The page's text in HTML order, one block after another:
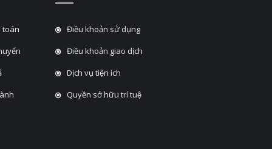
toán
Điều khoản sử dụng
Điều khoản giao dịch
Dịch vụ tiện ích
Quyền sở hữu trí tuệ